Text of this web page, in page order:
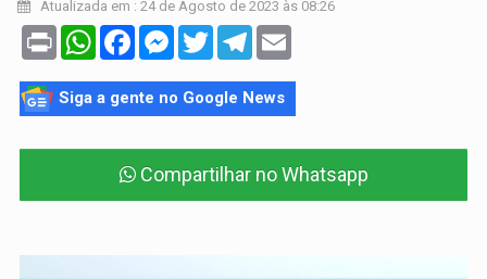
Atualizada em : 24 de Agosto de 2023 às 08:26
Print WhatsAppFacebookMessenger
TwitterTelegram
Siga a gente no Google News
Compartilhar no Whatsapp